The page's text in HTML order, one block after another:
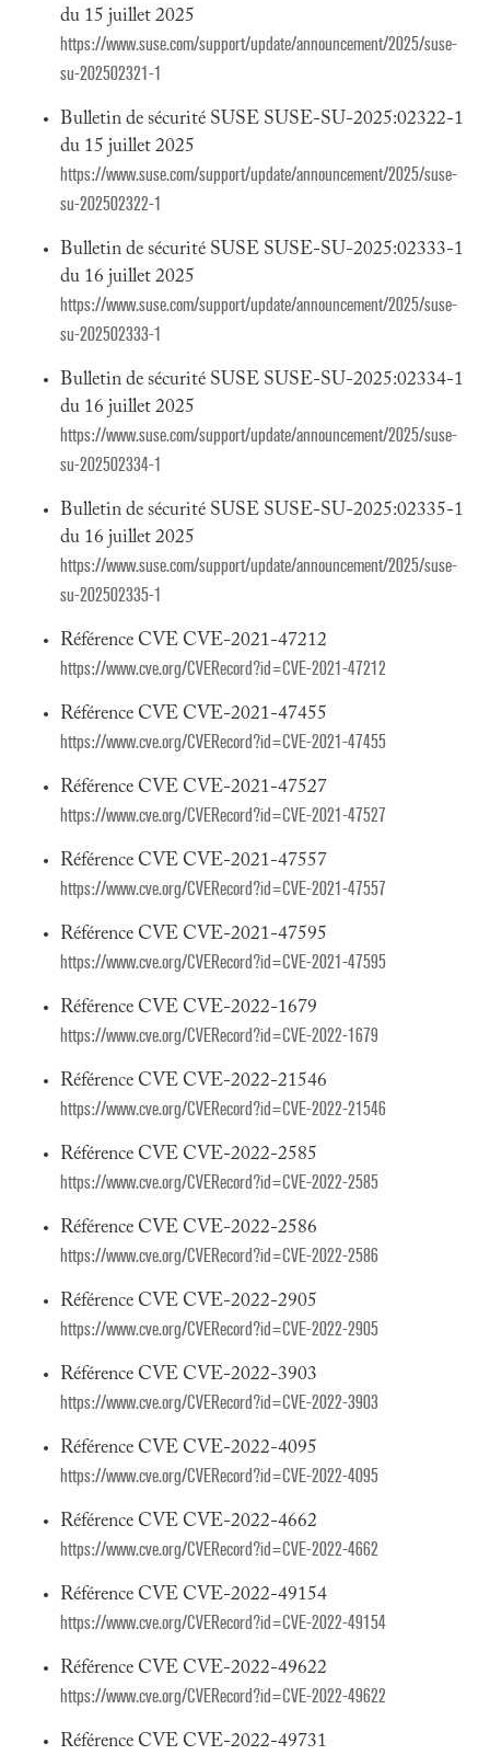
du 15 juillet 2025
https://www.suse.com/support/update/announcement/2025/suse-
su-202502321-1
Bulletin de sécurité SUSE SUSE-SU-2025:02322-1
du 15 juillet 2025
https://www.suse.com/support/update/announcement/2025/suse-
su-202502322-1
Bulletin de sécurité SUSE SUSE-SU-2025:02333-1
du 16 juillet 2025
https://www.suse.com/support/update/announcement/2025/suse-
su-202502333-1
Bulletin de sécurité SUSE SUSE-SU-2025:02334-1
du 16 juillet 2025
https://www.suse.com/support/update/announcement/2025/suse-
su-202502334-1
Bulletin de sécurité SUSE SUSE-SU-2025:02335-1
du 16 juillet 2025
https://www.suse.com/support/update/announcement/2025/suse-
su-202502335-1
Référence CVE CVE-2021-47212
https://www.cve.org/CVERecord?id=CVE-2021-47212
Référence CVE CVE-2021-47455
https://www.cve.org/CVERecord?id=CVE-2021-47455
Référence CVE CVE-2021-47527
https://www.cve.org/CVERecord?id=CVE-2021-47527
Référence CVE CVE-2021-47557
https://www.cve.org/CVERecord?id=CVE-2021-47557
Référence CVE CVE-2021-47595
https://www.cve.org/CVERecord?id=CVE-2021-47595
Référence CVE CVE-2022-1679
https://www.cve.org/CVERecord?id=CVE-2022-1679
Référence CVE CVE-2022-21546
https://www.cve.org/CVERecord?id=CVE-2022-21546
Référence CVE CVE-2022-2585
https://www.cve.org/CVERecord?id=CVE-2022-2585
Référence CVE CVE-2022-2586
https://www.cve.org/CVERecord?id=CVE-2022-2586
Référence CVE CVE-2022-2905
https://www.cve.org/CVERecord?id=CVE-2022-2905
Référence CVE CVE-2022-3903
https://www.cve.org/CVERecord?id=CVE-2022-3903
Référence CVE CVE-2022-4095
https://www.cve.org/CVERecord?id=CVE-2022-4095
Référence CVE CVE-2022-4662
https://www.cve.org/CVERecord?id=CVE-2022-4662
Référence CVE CVE-2022-49154
https://www.cve.org/CVERecord?id=CVE-2022-49154
Référence CVE CVE-2022-49622
https://www.cve.org/CVERecord?id=CVE-2022-49622
Référence CVE CVE-2022-49731